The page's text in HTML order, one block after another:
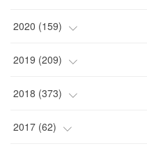
( 1)
( 4)
( 3)
( 5)
(5)
(3)
( 6)
(3)
(4)
(4)
(10)
(9)
(7)
(12
2020 (159)
(15)
(11)
(9)
2019 (209)
(16)
(17
2018 (373)
(18
2017 (62)